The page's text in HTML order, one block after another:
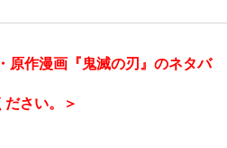
原作漫画『鬼滅の刃』のネタバ
ださい。＞